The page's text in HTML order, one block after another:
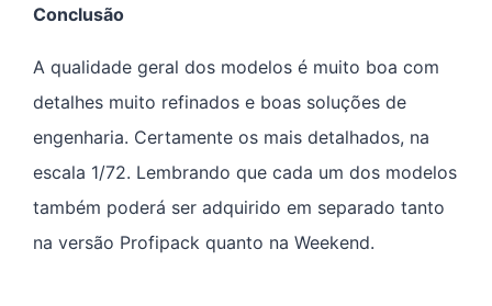
Conclusão
A qualidade geral dos modelos é muito boa com
detalhes muito refinados e boas soluções de
engenharia. Certamente os mais detalhados, na
escala 1/72. Lembrando que cada um dos modelos
também poderá ser adquirido em separado tanto
na versão Profipack quanto na Weekend.